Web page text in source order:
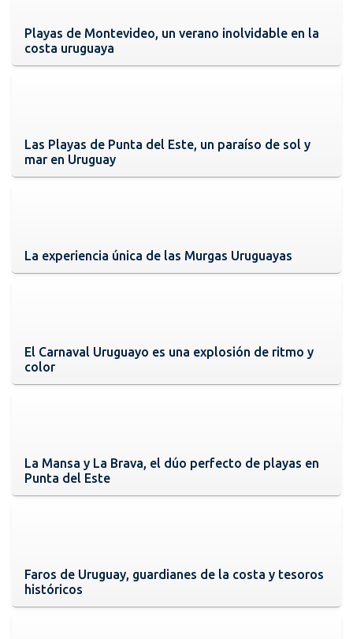
Playas de Montevideo, un verano inolvidable en la
costa uruguaya
Las Playas de Punta del Este, un paraíso de sol y
mar en Uruguay
La experiencia única de las Murgas Uruguayas
El Carnaval Uruguayo es una explosión de ritmo y
color
La Mansa y La Brava, el dúo perfecto de playas en
Punta del Este
Faros de Uruguay, guardianes de la costa y tesoros
históricos